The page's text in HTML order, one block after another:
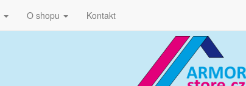
O shopu Kontakt